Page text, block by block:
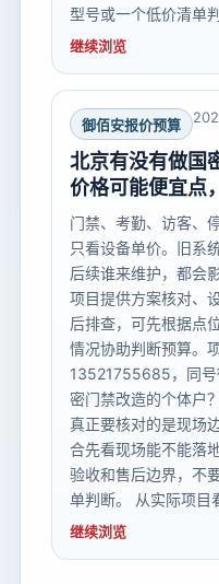
型号或一个低价清单判
继续浏览
御佰安报价预算
北京有没有做国
价格可能便宜点
门禁、考勤、访客、
只看设备单价。旧系
后续谁来维护，都会
项目提供方案核对、
后排查，可先根据点
情况协助判断预算。
13521755685，同号
密门禁改造的个体户
真正要核对的是现场
合先看现场能不能落
验收和售后边界，不
单判断。 从实际项目
继续浏览